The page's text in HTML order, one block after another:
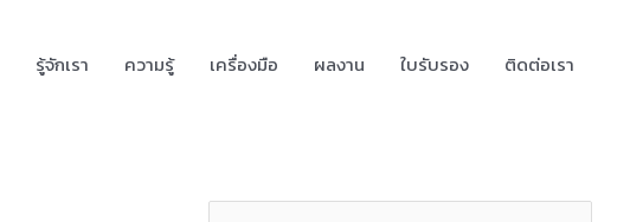
รู้จักเรา ความรู้ เครื่องมือ ผลงาน ใบรับรอง ติดต่อเรา